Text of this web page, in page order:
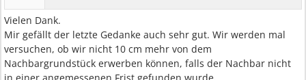
Vielen Dank.
Mir gefällt der letzte Gedanke auch sehr gut. Wir werden mal
versuchen, ob wir nicht 10 cm mehr von dem
Nachbargrundstück erwerben können, falls der Nachbar nicht